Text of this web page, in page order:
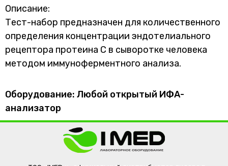
Описание:
Тест-набор предназначен для количественного
определения концентрации эндотелиального
рецептора протеина С в сыворотке человека
методом иммуноферментного анализа.
Оборудование: Любой открытый ИФА-
анализатор